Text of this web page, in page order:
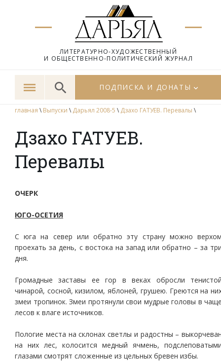
ЛИТЕРАТУРНО-ХУДОЖЕСТВЕННЫЙ
И ОБЩЕСТВЕННО-ПОЛИТИЧЕСКИЙ ЖУРНАЛ
ПОДПИСКА И ДОНАТЫ
главная \ Выпуски \ Дарьял 2008-5 \ Дзахо ГАТУЕВ. Перевалы \
Дзахо ГАТУЕВ.
Перевалы
ОЧЕРК
ЮГО-ОСЕТИЯ
С юга на север или обратно эту страну можно
проехать за день, с востока на запад или обратно – за
дня.
Громадные заставы ее гор в веках обросли
чинарой, сосной, кизилом, яблоней, грушею. Греются на
змеи тропинок. Змеи протянули свои мудрые головы в
лесов к влаге источников.
Пологие места на склонах светлы и радостны –
на них лес, колосится медный ячмень,
глазами смотрят сложенные из цельных бревен избы.